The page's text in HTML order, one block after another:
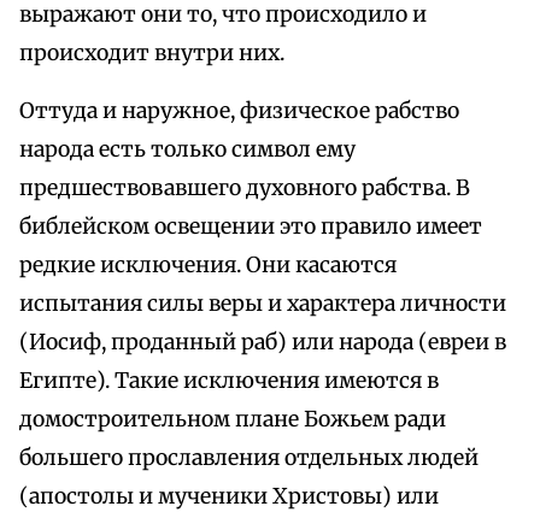
выражают они то, что происходило и
происходит внутри них.
Оттуда и наружное, физическое рабство
народа есть только символ ему
предшествовавшего духовного рабства. В
библейском освещении это правило имеет
редкие исключения. Они касаются
испытания силы веры и характера личности
(Иосиф, проданный раб) или народа (евреи в
Египте). Такие исключения имеются в
домостроительном плане Божьем ради
большего прославления отдельных людей
(апостолы и мученики Христовы) или